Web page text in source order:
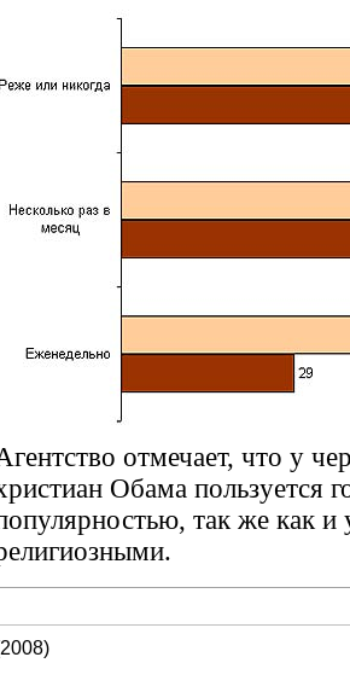
отмечает, что у
Обама пользуется
так же как и